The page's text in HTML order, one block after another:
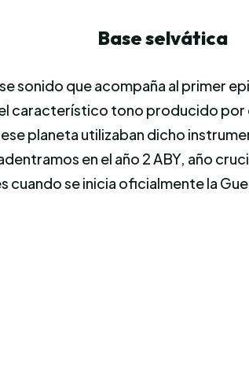
Base selvática
sonido que acompaña al primer
característico tono producido por
planeta utilizaban dicho
en el año 2 ABY, año
cuando se inicia oficialmente la